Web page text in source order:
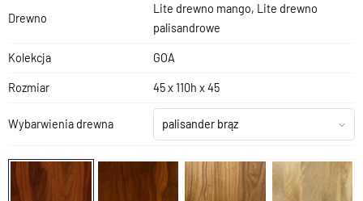
Drewno
Lite drewno mango, Lite drewno
palisandrowe
Kolekcja GOA
Rozmiar 45 x 110h x 45
Wybarwienia drewna palisander brąz